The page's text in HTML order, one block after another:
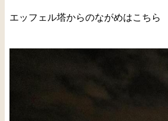
エッフェル塔からのながめはこちら